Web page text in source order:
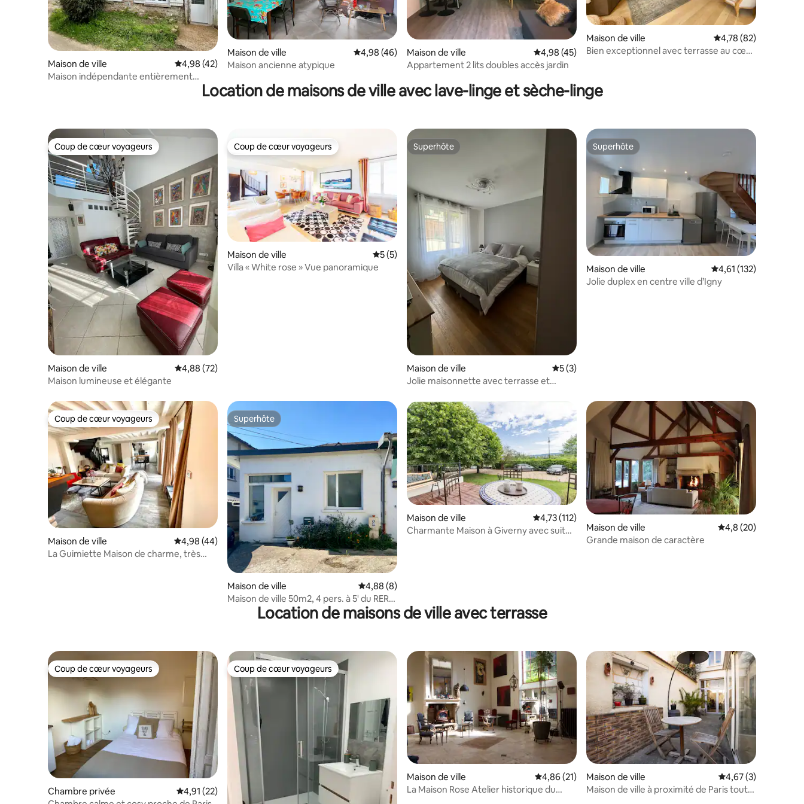
Maison de ville Évaluation moyenne sur la base de 42 commentaires : 4,98 sur 5
4,98 (42)
Maison indépendante entièrement
Maison de ville Évaluation moyenne sur la base de 46 commentaires : 4,98 sur 5
4,98 (46)
Maison ancienne atypique
Maison de ville Évaluation moyenne sur la base de 45 commentaires : 4,98 sur 5
4,98 (45)
Appartement 2 lits doubles accès jardin
Maison de ville Évaluation moyenne
4,78 (82)
Bien exceptionnel avec terrasse au cœur
Location de maisons de ville avec lave-linge et sèche-linge
Coup de cœur voyageurs
Coup de cœur voyageurs
Maison de ville Évaluation moyenne sur la base de 72 commentaires : 4,88 sur 5
4,88 (72)
Maison lumineuse et élégante
Coup de cœur voyageurs
Coup de cœur voyageurs
Maison de ville Évaluation moyenne sur la base de 5 commentaires : 5 sur 5
5 (5)
Villa « White rose » Vue panoramique
Superhôte
Superhôte
Maison de ville Évaluation moyenne sur la base de 3 commentaires : 5 sur 5
5 (3)
Jolie maisonnette avec terrasse et
Superhôte
Superhôte
Maison de ville Évaluation moyenne
4,61 (132)
Jolie duplex en centre ville d’Igny
Coup de cœur voyageurs
Coup de cœur voyageurs
Maison de ville Évaluation moyenne sur la base de 44 commentaires : 4,98 sur 5
4,98 (44)
La Guimiette Maison de charme, très
Superhôte
Superhôte
Maison de ville Évaluation moyenne sur la base de 8 commentaires : 4,88 sur 5
4,88 (8)
Maison de ville 50m2, 4 pers. à 5' du RERB,
Maison de ville Évaluation moyenne sur la base de 112 commentaires : 4,73 sur 5
4,73 (112)
Charmante Maison à Giverny avec suite
Maison de ville Évaluation moyenne
4,8 (20)
Grande maison de caractère
Location de maisons de ville avec terrasse
Coup de cœur voyageurs
Coup de cœur voyageurs
Chambre privée Évaluation moyenne sur la base de 22 commentaires : 4,91 sur 5
4,91 (22)
Coup de cœur voyageurs
Coup de cœur voyageurs
Maison de ville Évaluation moyenne sur la base de 21 commentaires : 4,86 sur 5
4,86 (21)
La Maison Rose Atelier historique du
Maison de ville Évaluation
4,67 (3)
Maison de ville à proximité de Paris tout